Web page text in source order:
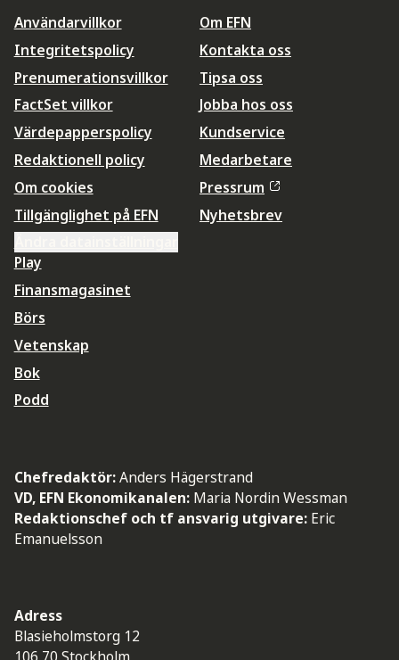
Användarvillkor
Integritetspolicy
Prenumerationsvillkor
FactSet villkor
Värdepapperspolicy
Redaktionell policy
Om cookies
Tillgänglighet på EFN
Om EFN
Kontakta oss
Tipsa oss
Jobba hos oss
Kundservice
Medarbetare
Pressrum
Nyhetsbrev
Play
Finansmagasinet
Börs
Vetenskap
Bok
Podd
Chefredaktör:Anders Hägerstrand
VD, EFN Ekonomikanalen: Maria Nordin Wessman
Redaktionschef och tf ansvarig utgivare: Eric
Emanuelsson
Adress
Blasieholmstorg 12